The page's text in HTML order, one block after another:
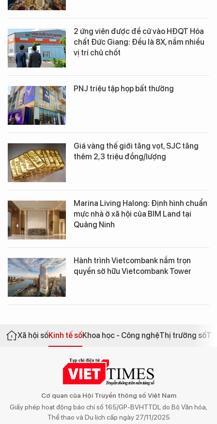
2 ứng viên được đề cử vào HĐQT Hóa
chất Đức Giang: Đều là 8X, nắm nhiều
vị trí chủ chốt
PNJ triệu tập họp bất thường
Giá vàng thế giới tăng vọt, SJC tăng
thêm 2,3 triệu đồng/lượng
Marina Living Halong: Định hình chuẩn
mực nhà ở xã hội của BIM Land tại
Quảng Ninh
Hành trình Vietcombank nắm trọn
quyền sở hữu Vietcombank Tower
Xã hội sốKinh tế sốKhoa học - Công nghệThị trường số
Cơ quan của Hội Truyền thông số Việt Nam
Giấy phép hoạt động báo chí số 165/GP-BVHTTDL do Bộ Văn hóa,
Thể thao và Du lịch cấp ngày 27/11/2025